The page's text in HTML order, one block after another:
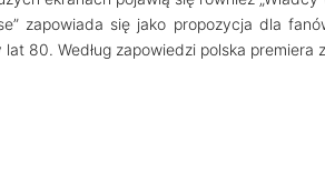
zapowiada się jako propozycja dla
80. Według zapowiedzi polska premiera